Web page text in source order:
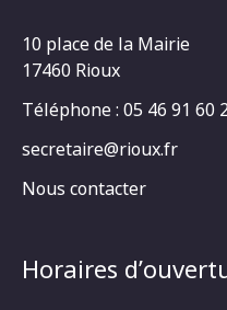
10 place de la Mairie
17460 Rioux
Téléphone : 05 46 91 60
secretaire@rioux.fr
Nous contacter
Horaires